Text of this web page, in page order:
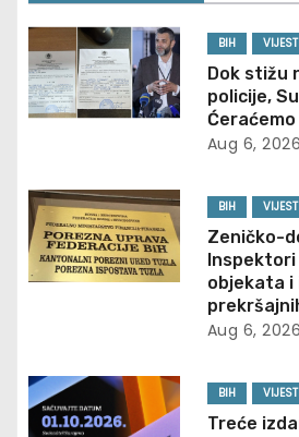
n
a
v
g
a
o
BIH
Dok stižu
policije,
Ćeraćemo
Aug 6, 2026
BIH
Zeničko-
objekata i
Aug 6, 2026
BIH
Treće